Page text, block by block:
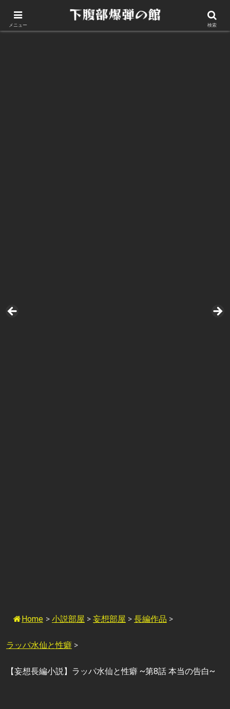
このサイトについて
Home > 小説部屋 > 妄想部屋 > 長編作品 >
ラッパ水仙と性癖 >
【妄想長編小説】ラッパ水仙と性癖 ~第8話 本当の告白~
メニュー 検索